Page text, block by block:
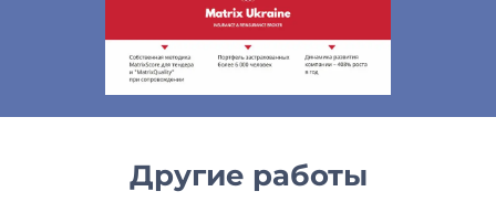
Другие работы